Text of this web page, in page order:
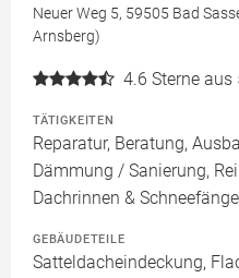
Neuer Weg 5, 59505 Bad
Arnsberg)
4.6 Sterne aus
TÄTIGKEITEN
Reparatur, Beratung,
Dämmung / Sanierung,
Dachrinnen &
GEBÄUDETEILE
Satteldacheindeckung,